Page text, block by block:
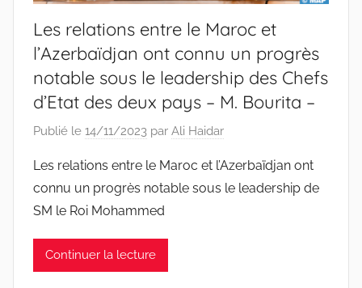
Les relations entre le Maroc et
l’Azerbaïdjan ont connu un progrès
notable sous le leadership des Chefs
d’Etat des deux pays – M. Bourita –
Publié le 14/11/2023 par Ali Haidar
Les relations entre le Maroc et l’Azerbaïdjan ont
connu un progrès notable sous le leadership de
SM le Roi Mohammed
Continuer la lecture